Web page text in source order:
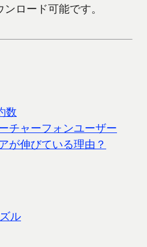
ロード可能です。
数
チャーフォンユーザー
が伸びている理由？
ル